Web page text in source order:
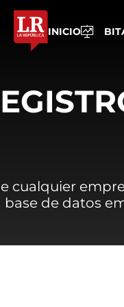
INICIO
cualquier
base de datos